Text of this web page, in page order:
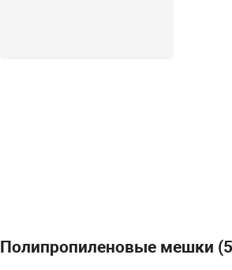
Полипропиленовые мешки